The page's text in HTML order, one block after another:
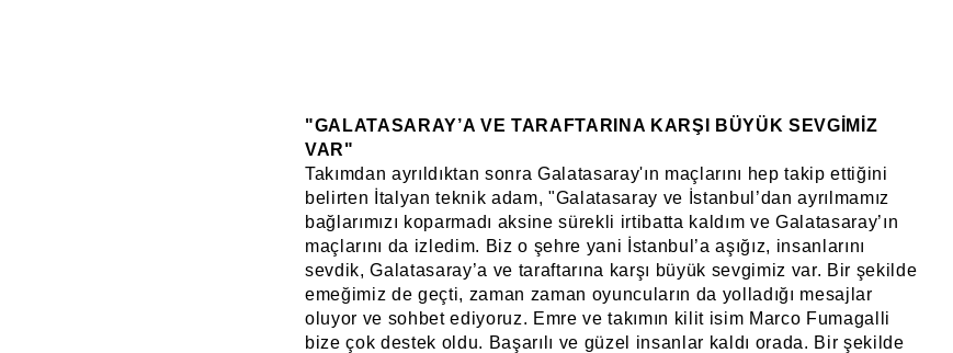
"GALATASARAY’A VE TARAFTARINA KARŞI BÜYÜK SEVGİMİZ
VAR"
Takımdan ayrıldıktan sonra Galatasaray'ın maçlarını hep takip ettiğini
belirten İtalyan teknik adam, "Galatasaray ve İstanbul’dan ayrılmamız
bağlarımızı koparmadı aksine sürekli irtibatta kaldım ve Galatasaray’ın
maçlarını da izledim. Biz o şehre yani İstanbul’a aşığız, insanlarını
sevdik, Galatasaray’a ve taraftarına karşı büyük sevgimiz var. Bir şekilde
emeğimiz de geçti, zaman zaman oyuncuların da yolladığı mesajlar
oluyor ve sohbet ediyoruz. Emre ve takımın kilit isim Marco Fumagalli
bize çok destek oldu. Başarılı ve güzel insanlar kaldı orada. Bir şekilde